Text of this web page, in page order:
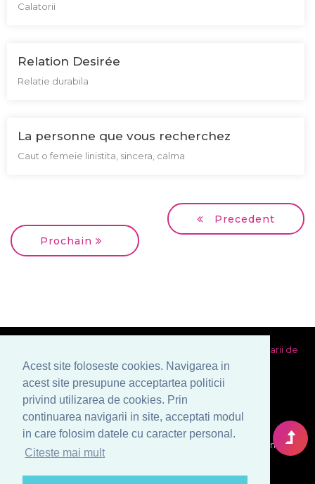
Acest site foloseste cookies. Navigarea in
acest site presupune acceptartea politicii
privind utilizarea de cookies. Prin
continuarea navigarii in site, acceptati modul
in care folosim datele cu caracter personal.
Citeste mai mult
Calatorii
Relation Desirée
Relatie durabila
La personne que vous recherchez
Caut o femeie linistita, sincera, calma
Precedent
Prochain
Politica utilizarii de
cookies Prelucrarea datelor cu caracter personal
© Copyright 1999-2026 Venera S.R.L. - Agence Matrimoniale,
Bucarest, Roumanie. Tous droits reserves.